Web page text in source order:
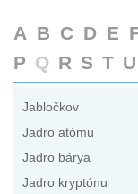
A B C D E
P Q R S T U
Jabločkov
Jadro atómu
Jadro bárya
Jadro kryptónu